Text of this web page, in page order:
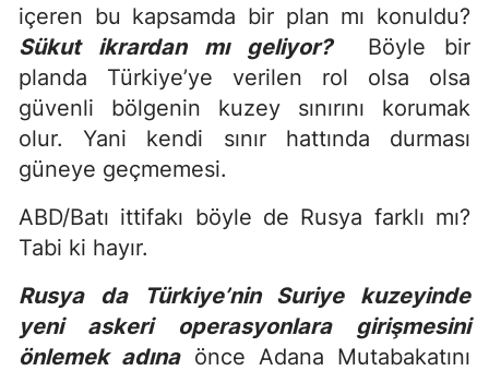
içeren bu kapsamda bir plan mı konuldu?
Sükut ikrardan mı geliyor?Böyle bir
planda Türkiye’ye verilen rol olsa olsa
güvenli bölgenin kuzey sınırını korumak
olur. Yani kendi sınır hattında durması
güneye geçmemesi.
ABD/Batı ittifakı böyle de Rusya farklı mı?
Tabi ki hayır.
Rusya da Türkiye’nin Suriye kuzeyinde
yeni askeri operasyonlara girişmesini
önlemek adınaönce Adana Mutabakatını